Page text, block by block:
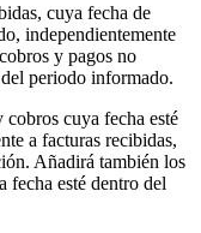
cuya fecha de
independientemente
y pagos no
periodo informado.
cobros cuya fecha esté
a facturas recibidas,
Añadirá también los
fecha esté dentro del